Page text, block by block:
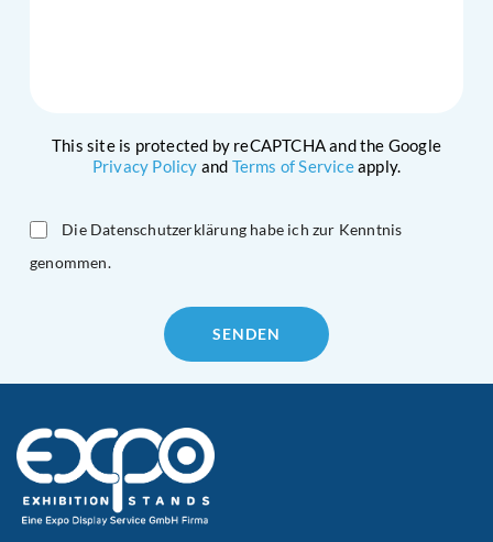
This site is protected by reCAPTCHA and the Google
Privacy Policy and Terms of Serviceapply.
Die Datenschutzerklärung habe ich zur Kenntnis
genommen.
empty.